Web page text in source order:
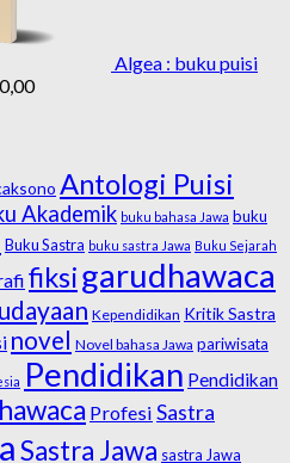
Algea : buku puisi
Antologi Puisi
Akademik buku bahasa Jawa buku
Buku Sastra buku sastra Jawa Buku Sejarah
fiksigarudhawaca
Kependidikan Kritik Sastra
novel Novel bahasa Jawa pariwisata
Pendidikan Pendidikan
Profesi Sastra
Sastra Jawa sastra Jawa